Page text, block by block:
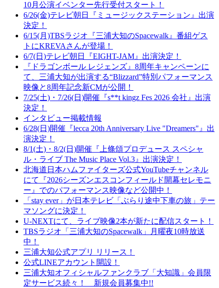
10月公演イベンター先行受付スタート！
6/26(金)テレビ朝日『ミュージックステーション』出演
決定！
6/15(月)TBSラジオ『三浦大知のSpacewalk』番組ゲス
トにKREVAさんが登場！
6/7(日)テレビ朝日『EIGHT-JAM』出演決定！
『ドラゴンボール レジェンズ』8周年キャンペーンに
て、三浦大知が出演する“Blizzard”特別パフォーマンス
映像と8周年記念新CMが公開！
7/25(土)・7/26(日)開催『s**t kingz Fes 2026 会社』出演
決定！
インタビュー掲載情報
6/28(日)開催『lecca 20th Anniversary Live "Dreamers"』出
演決定！
8/1(土)・8/2(日)開催『上條頌プロデュース スペシャ
ル・ライブ The Music Place Vol.3』出演決定！
北海道日本ハムファイターズ公式YouTubeチャンネル
にて『2026シーズンエスコンフィールド開幕セレモニ
ー』でのパフォーマンス映像など公開中！
「stay ever」が日本テレビ「ぶらり途中下車の旅」テー
マソングに決定！
U-NEXTにて、ライブ映像2本が新たに配信スタート！
TBSラジオ「三浦大知のSpacewalk」月曜夜10時放送
中！
三浦大知公式アプリ リリース！
公式LINEアカウント開設！
三浦大知オフィシャルファンクラブ「大知識」会員限
定サービス続々！ 新規会員募集中!!